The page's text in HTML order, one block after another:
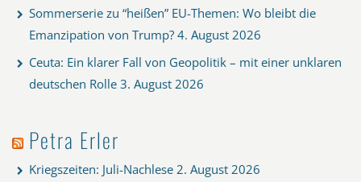
Sommerserie zu “heißen” EU-Themen: Wo bleibt die
Emanzipation von Trump? 4. August 2026
Ceuta: Ein klarer Fall von Geopolitik – mit einer unklaren
deutschen Rolle 3. August 2026
Petra Erler
Kriegszeiten: Juli-Nachlese 2. August 2026